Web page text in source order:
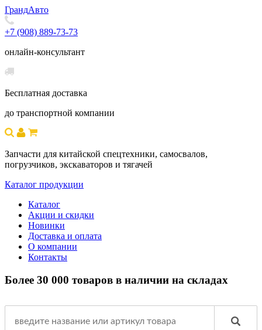
ГрандАвто
+7 (908) 889-73-73
онлайн-консультант
Бесплатная доставка
до транспортной компании
Запчасти для китайской спецтехники, самосвалов,
погрузчиков, экскаваторов и тягачей
Каталог продукции
Каталог
Акции и скидки
Новинки
Доставка и оплата
О компании
Контакты
Более 30 000 товаров в наличии на складах